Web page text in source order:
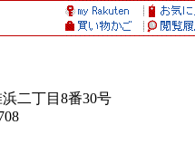
二丁目8番30号